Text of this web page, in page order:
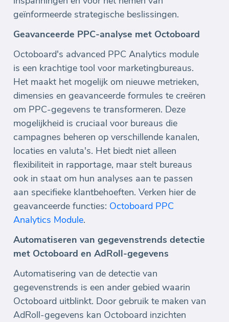
geïnformeerde strategische beslissingen.
Geavanceerde PPC-analyse met Octoboard
Octoboard's advanced PPC Analytics module
is een krachtige tool voor marketingbureaus.
Het maakt het mogelijk om nieuwe metrieken,
dimensies en geavanceerde formules te creëren
om PPC-gegevens te transformeren. Deze
mogelijkheid is cruciaal voor bureaus die
campagnes beheren op verschillende kanalen,
locaties en valuta's. Het biedt niet alleen
flexibiliteit in rapportage, maar stelt bureaus
ook in staat om hun analyses aan te passen
aan specifieke klantbehoeften. Verken hier de
geavanceerde functies: Octoboard PPC
Analytics Module.
Automatiseren van gegevenstrends detectie
met Octoboard en AdRoll-gegevens
Automatisering van de detectie van
gegevenstrends is een ander gebied waarin
Octoboard uitblinkt. Door gebruik te maken van
AdRoll-gegevens kan Octoboard inzichten